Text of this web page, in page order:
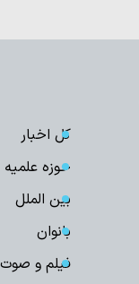
کل اخبار
حوزه
بین الملل
بانوان
فیلم و صوت